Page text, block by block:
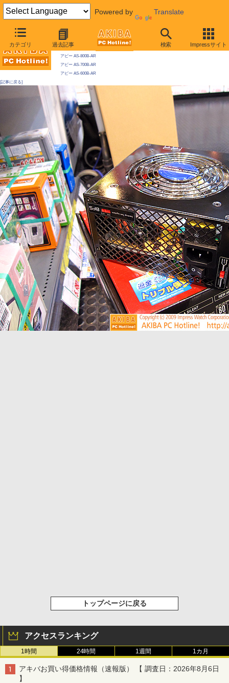
Powered by Translate
カテゴリ 過去記事 検索 Impressサイト
AKIBA PC Hotline! 2009年11月28日号
今週見つけた新製品：電源
アビー AS-800B-AR
アビー AS-700B-AR
アビー AS-600B-AR
[記事に戻る]
トップページに戻る
アクセスランキング
1時間 24時間 1週間 1カ月
アキバお買い得価格情報（速報版） 【 調査日：2026年8月6日
】